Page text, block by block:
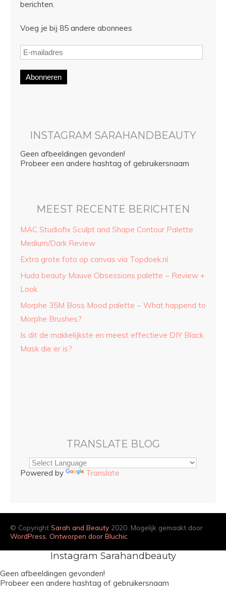
berichten.
Voeg je bij 85 andere abonnees
Abonneren
INSTAGRAM SARAHANDBEAUTY
Geen afbeeldingen gevonden!
Probeer een andere hashtag of gebruikersnaam
MEEST RECENTE BERICHTEN
MAC Studiofix Sculpt and Shape Contour Palette
Medium/Dark Review
Extra grote foto op canvas via Topdoek.nl
Huda beauty Mauve Obsessions palette ~ Review +
Look
Morphe 35M Boss Mood palette ~ What happend to
Morphe Brushes?
Is dit de makkelijkste en meest effectieve DIY Black
Mask die er is?
TRANSLATE BLOG
Powered by Translate
© Copyright Sarah and Beauty 2020. Mogelijk gemaakt door
WordPress Ontworpen door Bluchic
Instagram Sarahandbeauty
Geen afbeeldingen gevonden!
Probeer een andere hashtag of gebruikersnaam